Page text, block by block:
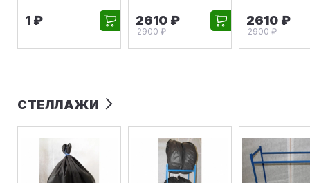
1 ₽ 2610 ₽
2900 ₽
2610 ₽
2900 ₽
СТЕЛЛАЖИ